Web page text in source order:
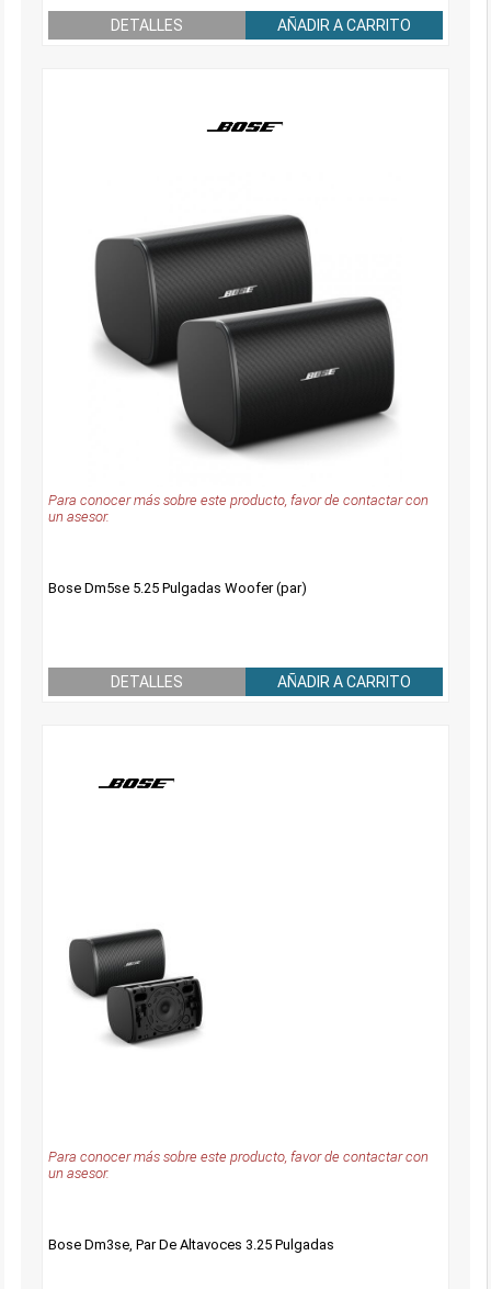
DETALLES AÑADIR A CARRITO
Para conocer más sobre este producto, favor de contactar con
un asesor.
Bose Dm5se 5.25 Pulgadas Woofer (par)
DETALLES AÑADIR A CARRITO
Para conocer más sobre este producto, favor de contactar con
un asesor.
Bose Dm3se, Par De Altavoces 3.25 Pulgadas